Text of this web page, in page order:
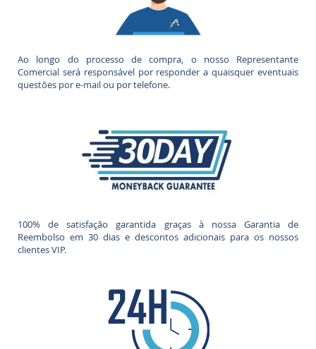
Ao longo do processo de compra, o nosso Representante
Comercial será responsável por responder a quaisquer eventuais
questões por e-mail ou por telefone.
100% de satisfação garantida graças à nossa Garantia de
Reembolso em 30 dias e descontos adicionais para os nossos
clientes VIP.